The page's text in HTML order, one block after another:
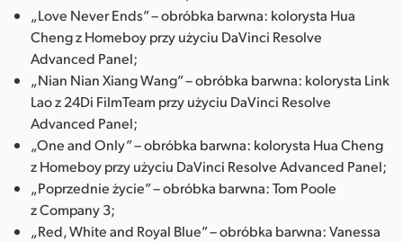
„Love Never Ends” – obróbka barwna: kolorysta Hua
Cheng z Homeboy przy użyciu DaVinci Resolve
Advanced Panel;
„Nian Nian Xiang Wang” – obróbka barwna: kolorysta Link
Lao z 24Di FilmTeam przy użyciu DaVinci Resolve
Advanced Panel;
„One and Only” – obróbka barwna: kolorysta Hua Cheng
z Homeboy przy użyciu DaVinci Resolve Advanced Panel;
„Poprzednie życie” – obróbka barwna: Tom Poole
z Company 3;
„Red, White and Royal Blue” – obróbka barwna: Vanessa